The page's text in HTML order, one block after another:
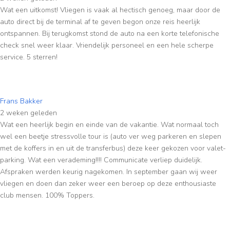
Wat een uitkomst! Vliegen is vaak al hectisch genoeg, maar door de
auto direct bij de terminal af te geven begon onze reis heerlijk
ontspannen. Bij terugkomst stond de auto na een korte telefonische
check snel weer klaar. Vriendelijk personeel en een hele scherpe
service. 5 sterren!
Frans Bakker
2 weken geleden
Wat een heerlijk begin en einde van de vakantie. Wat normaal toch
wel een beetje stressvolle tour is (auto ver weg parkeren en slepen
met de koffers in en uit de transferbus) deze keer gekozen voor valet-
parking. Wat een verademing!!!! Communicate verliep duidelijk.
Afspraken werden keurig nagekomen. In september gaan wij weer
vliegen en doen dan zeker weer een beroep op deze enthousiaste
club mensen. 100% Toppers.